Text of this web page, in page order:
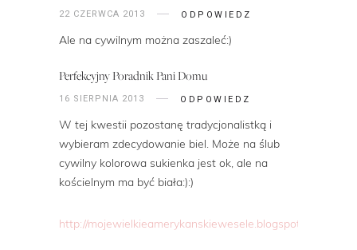
22 CZERWCA 2013 ODPOWIEDZ
Ale na cywilnym można zaszaleć:)
Perfekcyjny Poradnik Pani Domu
16 SIERPNIA 2013 ODPOWIEDZ
W tej kwestii pozostanę tradycjonalistką i
wybieram zdecydowanie biel. Może na ślub
cywilny kolorowa sukienka jest ok, ale na
kościelnym ma być biała:):)
http://mojewielkieamerykanskiewesele.blogspot.com/